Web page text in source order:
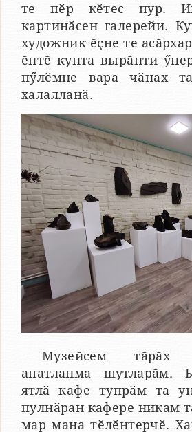
те пӗр кӗтес пур.
картинӑсен галерейи.
художник ӗҫне те
ӗнтӗ кунта вырӑнти
пӳлӗмне вара чӑнах
халалланӑ.
Музейсем тӑрӑх
апатланма шутларӑм.
ятлӑ кафе тупрӑм та
пулнӑран кафере никам
мар мана тӗлӗнтерчӗ.